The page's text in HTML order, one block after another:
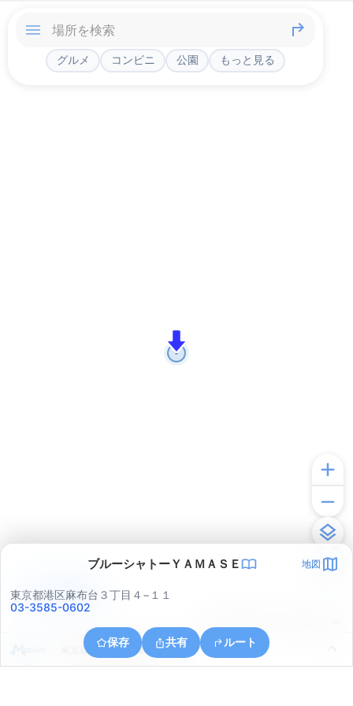
グルメ コンビニ 公園 もっと見る
ブルーシャトーＹＡＭＡＳＥ 地図
東京都港区麻布台３丁目４−１１
03-3585-0602
保存 共有 ルート
東京都千代田区内幸町１丁目３
アプリで見る